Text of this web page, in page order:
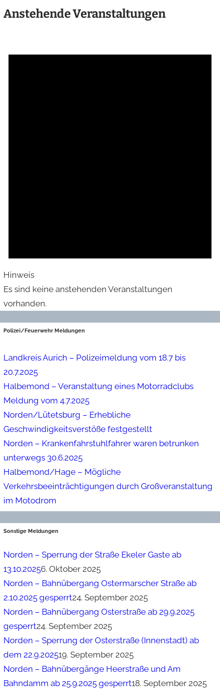
Anstehende Veranstaltungen
Hinweis
Es sind keine anstehenden Veranstaltungen
vorhanden.
Polizei/Feuerwehr Meldungen
Landkreis Aurich – Polizeimeldung vom 18.7 bis
20.7.2025
Halbemond – Veranstaltung eines Motorradclubs
Meldung vom 4.7.2025
Norden/Lütetsburg – Erhebliche
Geschwindigkeitsverstöße festgestellt
Norden – Krankenfahrstuhlfahrer waren betrunken
unterwegs 30.6.2025
Halbemond/Hage – Mögliche
Verkehrsbeeinträchtigungen durch Großveranstaltung
im Motodrom
Sonstige Meldungen
Norden – Sperrung der Straße Ekeler Gaste ab
13.10.20256. Oktober 2025
Norden – Bahnübergang Ostermarscher Straße ab
2.10.2025 gesperrt24. September 2025
Norden – Bahnübergang Osterstraße ab 29.9.2025
gesperrt24. September 2025
Norden – Sperrung der Osterstraße (Innenstadt) ab
dem 22.9.202519. September 2025
Norden – Bahnübergänge Heerstraße und Am
Bahndamm ab 25.9.2025 gesperrt18. September 2025